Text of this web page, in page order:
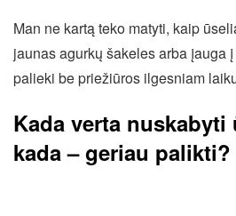
Man ne kartą teko matyti, kaip
jaunas agurkų šakeles arba įauga
palieki be priežiūros ilgesniam
Kada verta nuskabyti
kada – geriau palikti?